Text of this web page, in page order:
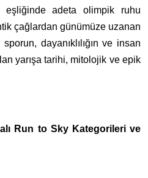
eşliğinde adeta olimpik ruhu
çağlardan günümüze uzanan
dayanıklılığın ve insan
yarışa tarihi, mitolojik ve epik
Run to Sky Kategorileri ve